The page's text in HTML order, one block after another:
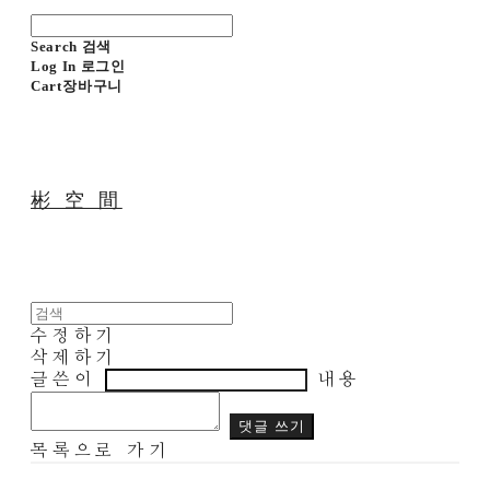
Search 검색
Log In 로그인
Cart장바구니
彬 空 間
수정하기
삭제하기
글쓴이
내용
댓글 쓰기
목록으로 가기